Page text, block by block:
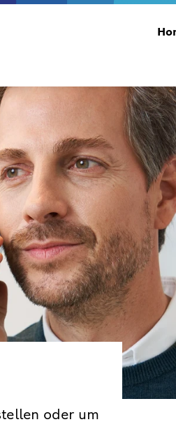
oder um